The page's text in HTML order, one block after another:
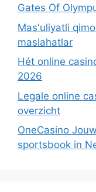
Gates Of
Mas'uliyatli
maslahatlar
Hét online
2026
Legale online
overzicht
OneCasino
sportsbook in